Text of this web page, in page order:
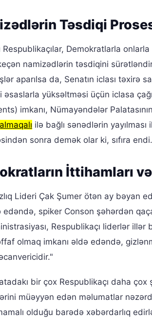
Təsdiqi
Respublikaçılar, Demokratlarla
namizədlərin təsdiqini
aparılsa da, Senatın iclası təxirə
əsaslarla yüksəltməsi üçün iclasa
imkanı, Nümayəndələr
ilə bağlı sənədlərin
sonra demək olar ki, sıfıra endi.
İttihamları
Lideri Çak Şumer ötən ay bəyan
edəndə, spiker Conson şəhərdən
Respublikaçı liderlər
olmaq imkanı əldə edəndə,
bir çox Respublikaçı daha
müəyyən edən məlumatlar
olduğu barədə xəbərdarlıq